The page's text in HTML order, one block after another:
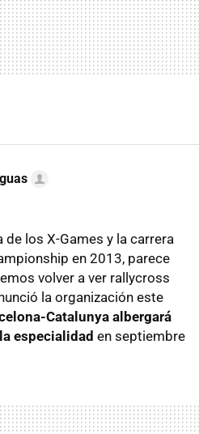
los X-Games y la carrera
en 2013, parece
volver a ver rallycross
la organización este
Catalunya albergará
especialidad en septiembre